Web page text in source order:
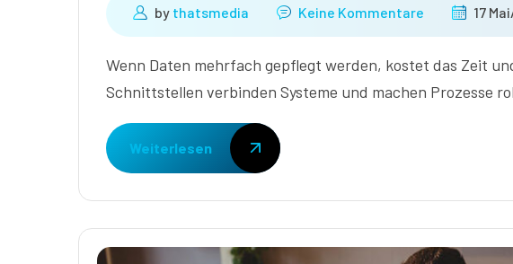
by thatsmedia Keine Kommentare 17
Wenn Daten mehrfach gepflegt werden, kostet das Zeit
Schnittstellen verbinden Systeme und machen Prozesse
Weiterlesen